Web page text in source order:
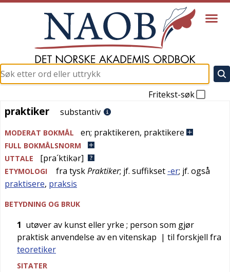
Fritekst-søk
praktiker
praktiker substantiv
MODERAT BOKMÅL en; praktikeren, praktikere
FULL BOKMÅLSNORM
UTTALE
[pra´ktikər]
ETYMOLOGI fra tyskPraktiker; jf. suffikset -er; jf. også
praktisere, praksis
BETYDNING OG BRUK
1 utøver av kunst eller yrke ; person som gjør
praktisk anvendelse av en vitenskap | til forskjell fra
teoretiker
SITATER